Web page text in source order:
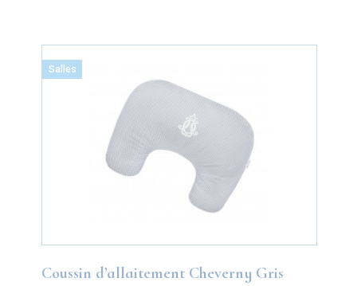
Coussin d’allaitement Cheverny Gris
Salles